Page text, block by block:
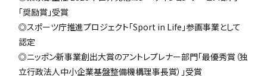
「奨励賞」受賞
◎スポーツ庁推進プロジェクト「Sport in Life」参画事業として
認定
◎ニッポン新事業創出大賞のアントレプレナー部門「最優秀賞（独
立行政法人中小企業基盤整備機構理事長賞）」受賞